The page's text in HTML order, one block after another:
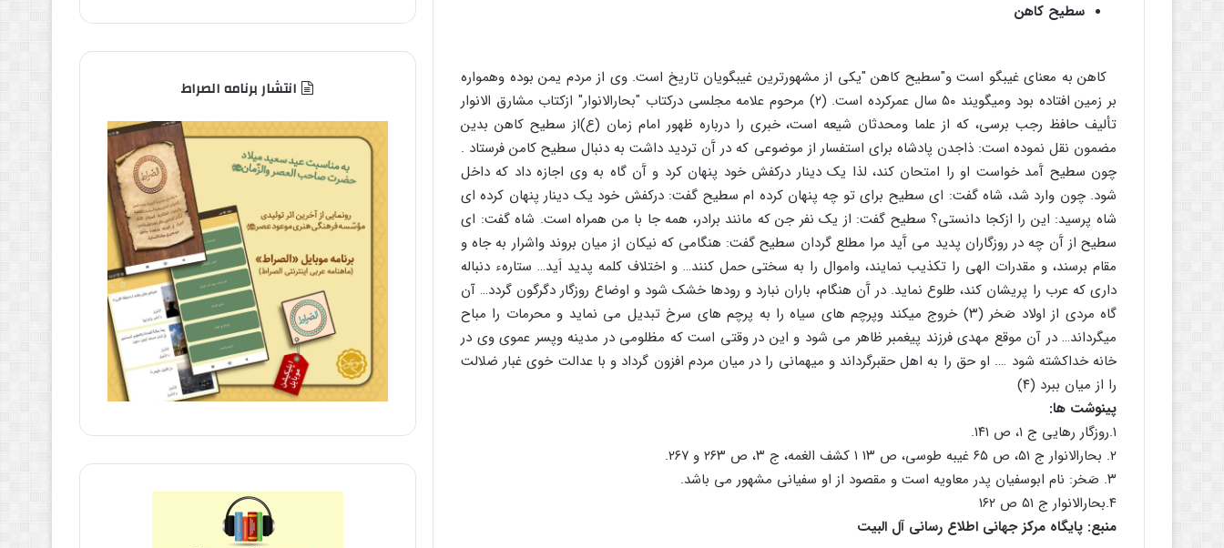
سطیح کاهن
کاهن به معناى غیبگو است و"سطیح کاهن "یکى از مشهورترین غیبگویان تاریخ است. وى از مردم یمن بوده وهمواره
بر زمین افتاده بود ومیگویند ۵۰ سال عمرکرده است. (۲) مرحوم علامه مجلسى درکتاب "بحارالانوار" ازکتاب مشارق الانوار
تألیف حافظ رجب برسى، که از علما ومحدثان شیعه است، خبرى را درباره ظهور امام زمان (ع)از سطیح کاهن بدین
مضمون نقل نموده است: ذاجدن پادشاه براى استفسار از موضوعى که در آَن تردید داشت به دنبال سطیح کامن فرستاد .
چون سطیح آَمد خواست او را امتحان کند، لذا یک دینار درکفش خود پنهان کرد و آَن گاه به وى اجازه داد که داخل
شود. چون وارد شد، شاه گفت: اى سطیح براى تو چه پنهان کرده ام سطیح گفت: درکفش خود یک دینار پنهان کرده اى
شاه پرسید: این را ازکجا دانستى؟ سطیح گفت: از یک نفر جن که مانند برادر، همه جا با من همراه است. شاه گفت: اى
سطیح از آَن چه در روزگاران پدید مى آَید مرا مطلع گردان سطیح گفت: هنگامى که نیکان از میان بروند واشرار به جاه و
مقام برسند، و مقدرات الهى را تکذیب نمایند، واموال را به سختى حمل کنند… و اختلاف کلمه پدید اَید… ستارهء دنباله
دارى که عرب را پریشان کند، طلوع نماید. در آَن هنگام، باران نبارد و رودها خشک شود و اوضاع روزگار دگرگون گردد… آن
گاه مردى از اولاد صَخر (۳) خروج میکند وپرچم هاى سیاه را به پرچم هاى سرخ تبدیل مى نماید و محرمات را مباح
میگرداند… در آن موقع مهدى فرزند پیغمبر ظاهر مى شود و این در وقتى است که مظلومى در مدینه وپسر عموى وى در
خانه خداکشته شود …. او حق را به اهل حقبرگرداند و میهمانی را در میان مردم افزون گرداد و با عدالت خوى غبار ضلالت
را از میان ببرد (۴)
پینوشت ها:
۱.روزگار رهایی ج ۱، ص ۱۴۱.
۲. بحارالانوار ج ۵۱، ص ۶۵ غیبه طوسى، ص ۱۳ ۱ کشف الغمه، ج ۳، ص ۲۶۳ و ۲۶۷.
۳. صَخر: نام ابوسفیان پدر معاویه است و مقصود از او سفیانى مشهور مى باشد.
۴.بحارالانوار ج ۵۱ ص ۱۶۲
منبع: پایگاه مرکز جهانی اطلاع رسانی آل البیت
انتشار برنامه الصراط